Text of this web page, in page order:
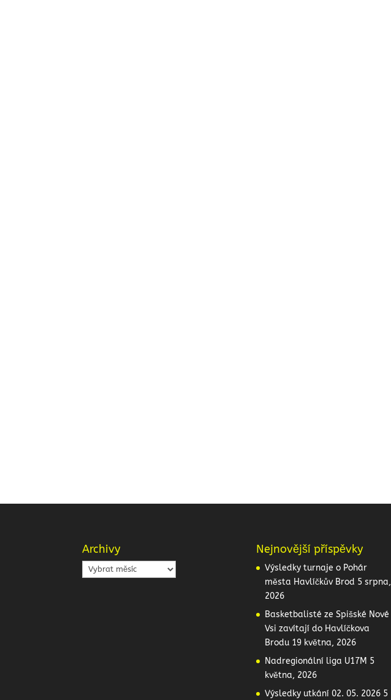
Archivy
Archivy
Nejnovější příspěvky
Výsledky turnaje o Pohár
města Havlíčkův Brod 5 srpna,
2026
Basketbalisté ze Spišské Nové
Vsi zavítají do Havlíčkova
Brodu 19 května, 2026
Nadregionální liga U17M 5
května, 2026
Výsledky utkání 02. 05. 2026 5